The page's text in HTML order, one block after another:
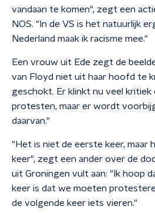
vandaan te komen", zegt een
NOS. "In de VS is het natuurlijk
Nederland maak ik racisme mee."
Een vrouw uit Ede zegt de
van Floyd niet uit haar hoofd te
geschokt. Er klinkt nu veel
protesten, maar er wordt
daarvan."
"Het is niet de eerste keer, maar
keer", zegt een ander over de
uit Groningen vult aan: "Ik hoop
keer is dat we moeten
de volgende keer iets vieren."